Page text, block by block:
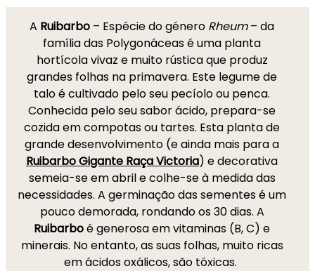
A Ruibarbo – Espécie do género Rheum– da
família das Polygonáceas é uma planta
hortícola vivaz e muito rústica que produz
grandes folhas na primavera. Este legume de
talo é cultivado pelo seu pecíolo ou penca.
Conhecida pelo seu sabor ácido, prepara-se
cozida em compotas ou tartes. Esta planta de
grande desenvolvimento (e ainda mais para a
Ruibarbo Gigante Raça Victoria) e decorativa
semeia-se em abril e colhe-se à medida das
necessidades. A germinação das sementes é um
pouco demorada, rondando os 30 dias. A
Ruibarboé generosa em vitaminas (B, C) e
minerais. No entanto, as suas folhas, muito ricas
em ácidos oxálicos, são tóxicas.